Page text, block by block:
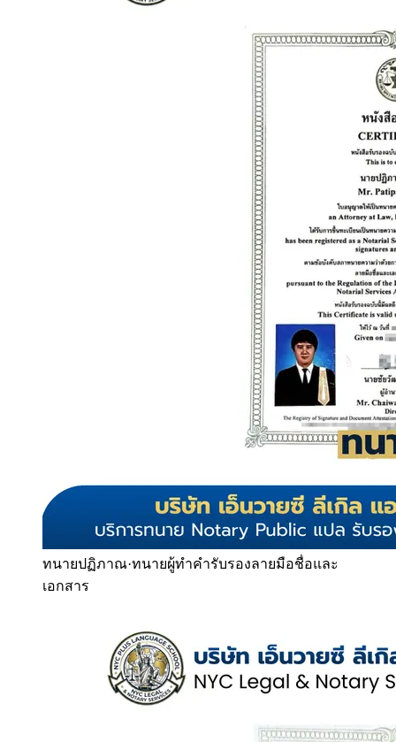
ทนายปฏิภาณ·ทนายผู้ทำคำรับรองลายมือชื่อและ
เอกสาร